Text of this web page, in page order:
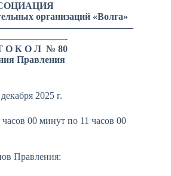
организаций «Волга»
О К О Л № 80
Правления
2025 г.
00 минут по 11 часов 00
Правления: